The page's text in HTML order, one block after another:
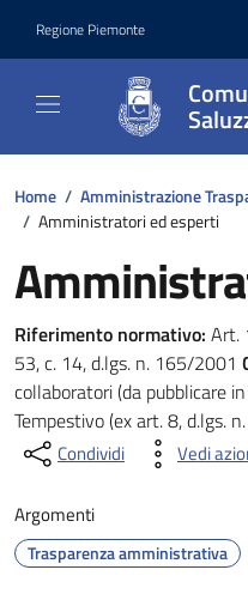
Regione Piemonte
Home / Amministrazione
/ Amministratori ed esperti
Riferimento normativo: Art.
53, c. 14, d.lgs. n. 165/2001
collaboratori (da pubblicare
Tempestivo (ex art. 8, d.lgs.
Condividi Vedi
Argomenti
Trasparenza amministrativa